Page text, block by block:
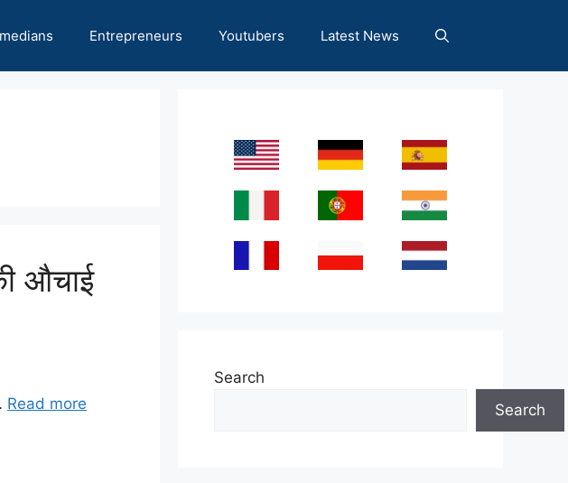
Entrepreneurs Youtubers Latest News
औचाई
Read more
Search
Search